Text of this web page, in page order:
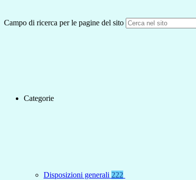
Campo di ricerca per le pagine del sito
Categorie
Disposizioni generali 222